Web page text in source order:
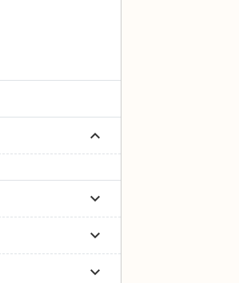
keyboard_arrow_up
keyboard_arrow_down
keyboard_arrow_down
keyboard_arrow_down